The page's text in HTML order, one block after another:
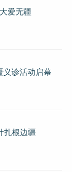
爱无疆
义诊活动启幕
扎根边疆